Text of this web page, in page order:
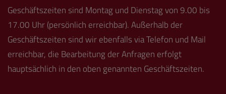
Geschäftszeiten sind Montag und Dienstag von 9.00 bis
17.00 Uhr (persönlich erreichbar). Außerhalb der
Geschäftszeiten sind wir ebenfalls via Telefon und Mail
erreichbar, die Bearbeitung der Anfragen erfolgt
hauptsächlich in den oben genannten Geschäftszeiten.